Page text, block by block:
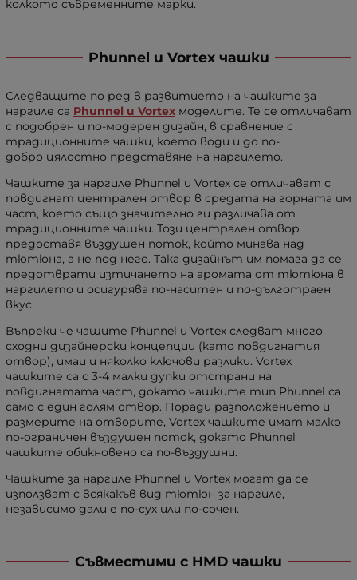
колкото съвременните марки.
Phunnel и Vortex чашки
Следващите по ред в развитието на чашките за
наргиле са Phunnel и Vortex моделите. Те се отличават
с подобрен и по-модерен дизайн, в сравнение с
традиционните чашки, което води и до по-
добро цялостно представяне на наргилето.
Чашките за наргиле Phunnel и Vortex се отличават с
повдигнат централен отвор в средата на горната им
част, което също значително ги различава от
традиционните чашки. Този централен отвор
предоставя въздушен поток, който минава над
тютюна, а не под него. Така дизайнът им помага да се
предотврати изтичането на аромата от тютюна в
наргилето и осигурява по-наситен и по-дълготраен
вкус.
Въпреки че чашите Phunnel и Vortex следват много
сходни дизайнерски концепции (като повдигнатия
отвор), имаи и няколко ключови разлики. Vortex
чашките са с 3-4 малки дупки отстрани на
повдигнатата част, докато чашките тип Phunnel са
само с един голям отвор. Поради разположението и
размерите на отворите, Vortex чашките имат малко
по-ограничен въздушен поток, докато Phunnel
чашките обикновено са по-въздушни.
Чашките за наргиле Phunnel и Vortex могат да се
използват с всякакъв вид тютюн за наргиле,
независимо дали е по-сух или по-сочен.
Съвместими с HMD чашки